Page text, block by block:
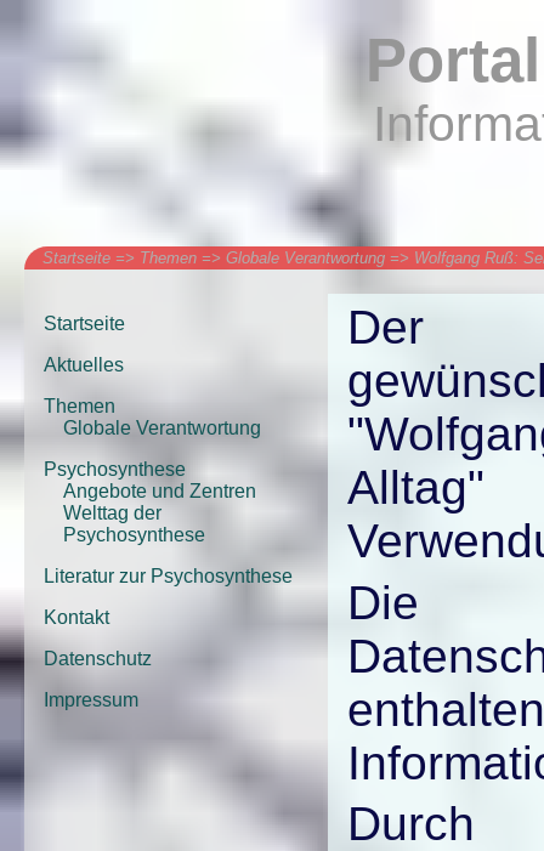
Startseite=> Themen=> Globale Verantwortung=> Wolfgang Ruß:
Startseite
Aktuelles
Themen
Globale Verantwortung
Psychosynthese
Angebote und Zentren
Welttag der
Psychosynthese
Literatur zur Psychosynthese
Kontakt
Datenschutz
Impressum
Der
Die
Durch